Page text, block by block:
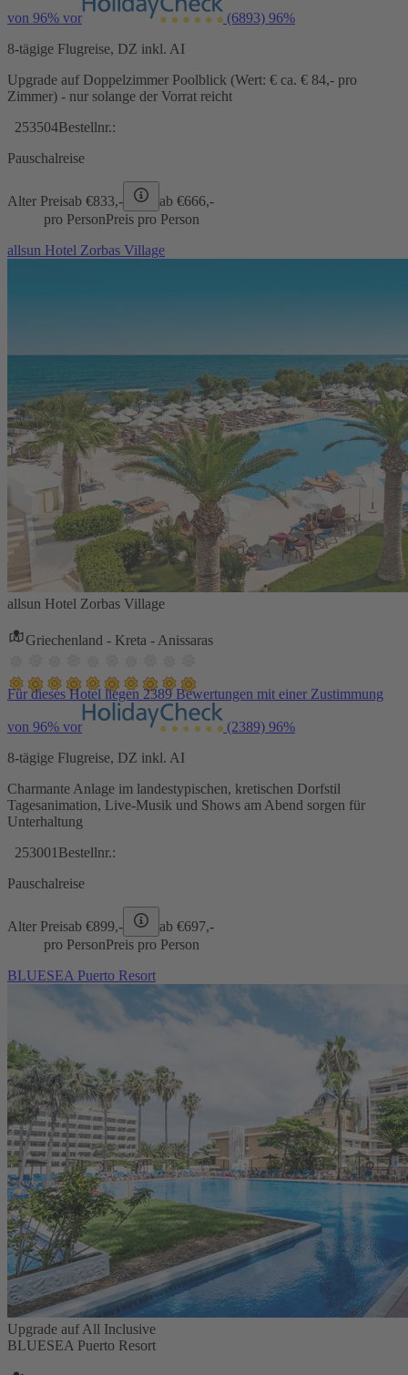
von 96% vor (6893) 96%
8-tägige Flugreise, DZ inkl. AI
Upgrade auf Doppelzimmer Poolblick (Wert: € ca. € 84,- pro
Zimmer) - nur solange der Vorrat reicht
253504Bestellnr.:
Pauschalreise
Alter Preisab €833,- ab €666,-
pro PersonPreis pro Person
allsun Hotel Zorbas Village
allsun Hotel Zorbas Village
Griechenland - Kreta - Anissaras
Für dieses Hotel liegen 2389 Bewertungen mit einer Zustimmung
von 96% vor (2389) 96%
8-tägige Flugreise, DZ inkl. AI
Charmante Anlage im landestypischen, kretischen Dorfstil
Tagesanimation, Live-Musik und Shows am Abend sorgen für
Unterhaltung
253001 Bestellnr.:
Pauschalreise
Alter Preisab €899,- ab €697,-
pro PersonPreis pro Person
BLUESEA Puerto Resort
Upgrade auf All Inclusive
BLUESEA Puerto Resort